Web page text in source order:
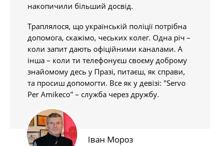
накопичили більший досвід.
Траплялося, що українській поліції потрібна
допомога, скажімо, чеських колег. Одна річ –
коли запит дають офіційними каналами. А
інша – коли ти телефонуєш своєму доброму
знайомому десь у Празі, питаєш, як справи,
та просиш допомогти. Все як у девізі: "Servo
Per Amikeco" – служба через дружбу.
Іван Мороз